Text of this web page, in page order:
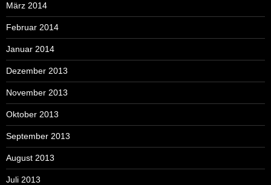
März 2014
Februar 2014
Januar 2014
Dezember 2013
November 2013
Oktober 2013
September 2013
August 2013
Juli 2013